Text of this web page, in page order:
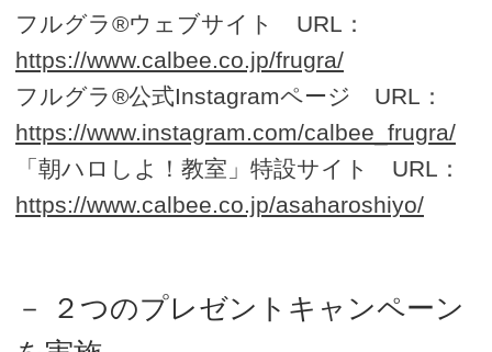
フルグラ®ウェブサイト URL：
https://www.calbee.co.jp/frugra/
フルグラ®公式Instagramページ URL：
https://www.instagram.com/calbee_frugra/
「朝ハロしよ！教室」特設サイト URL：
https://www.calbee.co.jp/asaharoshiyo/
－ ２つのプレゼントキャンペーン